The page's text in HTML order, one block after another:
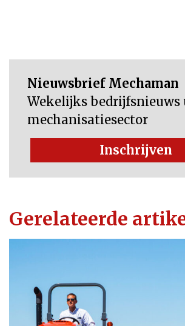
Nieuwsbrief Mechaman
Wekelijks bedrijfsnieuws
mechanisatiesector
Inschrijven
Gerelateerde